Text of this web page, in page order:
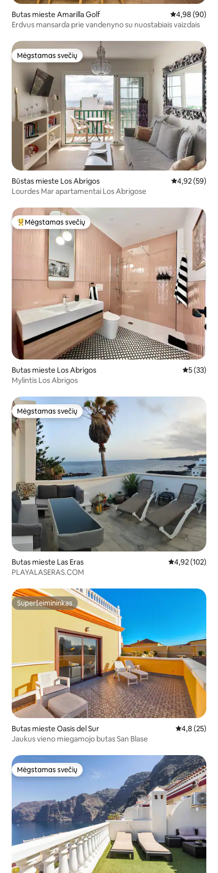
Butas mieste Amarilla Golf Vidutinis
4,98 (90)
Erdvus mansarda prie vandenyno su nuostabiais vaizdais
Mėgstamas svečių
Mėgstamas svečių
Būstas mieste Los Abrigos Vidutinis
4,92 (59)
Lourdes Mar apartamentai Los Abrigose
Svečių mėgstamiausias
Mėgstamas svečių
Butas mieste Los Abrigos Vidutinis
5 (33)
Mylintis Los Abrigos
Mėgstamas svečių
Mėgstamas svečių
Butas mieste Las Eras Vidutinis
4,92 (102)
PLAYALASERAS.COM
Superšeimininkas
Superšeimininkas
Butas mieste Oasis del Sur Vidutinis
4,8 (25)
Jaukus vieno miegamojo butas San Blase
Mėgstamas svečių
Mėgstamas svečių